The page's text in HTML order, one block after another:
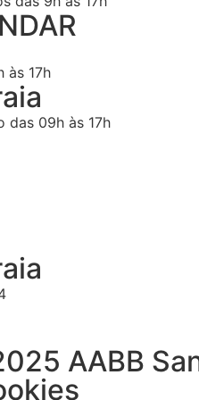
às 17h
das 09h às 17h
AABB